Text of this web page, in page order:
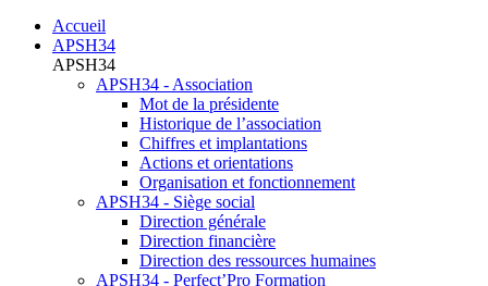
Accueil
APSH34
APSH34
APSH34 - Association
Mot de la présidente
Historique de l’association
Chiffres et implantations
Actions et orientations
Organisation et fonctionnement
APSH34 - Siège social
Direction générale
Direction financière
Direction des ressources humaines
APSH34 - Perfect’Pro Formation